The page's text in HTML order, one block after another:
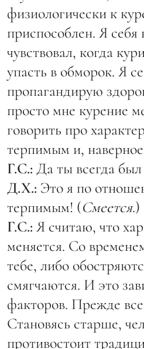
физиологически к
приспособлен. Я себя
чувствовал, когда
упасть в обморок. Я
пропагандирую
просто мне курение
говорить про
терпимым и,
Г.С.: Да ты всегда
Д.Х.: Это я по
терпимым! (Смеется.)
Г.С.: Я считаю, что
меняется. Со
тебе, либо
смягчаются. И это
факторов. Прежде
Становясь старше,
противостоит